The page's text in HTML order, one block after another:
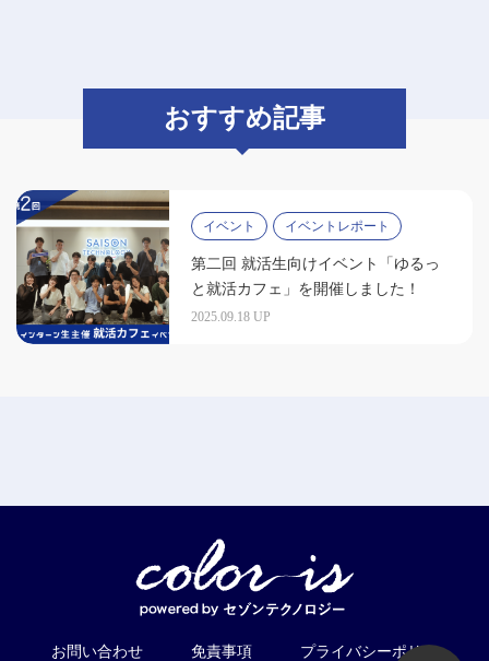
おすすめ記事
イベント イベントレポート
第二回 就活生向けイベント「ゆるっ
と就活カフェ」を開催しました！
2025.09.18 UP
お問い合わせ 免責事項 プライバシーポリシ